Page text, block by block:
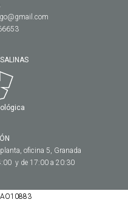
oficina 5, Granada
y de 17:00 a 20:30